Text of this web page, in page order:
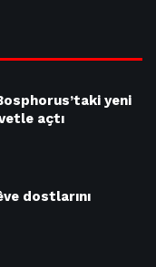
yeni
açtı
dostlarını